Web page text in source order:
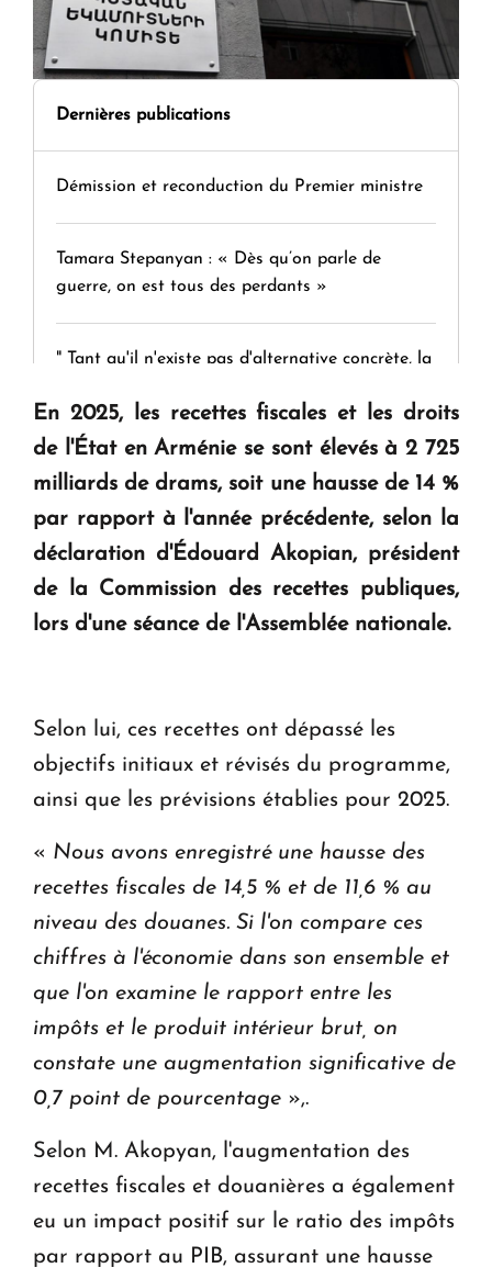
Dernières publications
Démission et reconduction du Premier ministre
Tamara Stepanyan : « Dès qu’on parle de
guerre, on est tous des perdants »
" Tant qu'il n'existe pas d'alternative concrète, la
KASA : 30 ans d'audace, de résilience et d'avenir
en Arménie
Le premier hôtel Hyatt Regency d'Arménie
ouvrira ses portes à Dilijan
En 2025, les recettes fiscales et les droits
de l'État en Arménie se sont élevés à 2 725
milliards de drams, soit une hausse de 14 %
par rapport à l'année précédente, selon la
déclaration d'Édouard Akopian, président
de la Commission des recettes publiques,
lors d'une séance de l'Assemblée nationale.
Selon lui, ces recettes ont dépassé les
objectifs initiaux et révisés du programme,
ainsi que les prévisions établies pour 2025.
« Nous avons enregistré une hausse des
recettes fiscales de 14,5 % et de 11,6 % au
niveau des douanes. Si l'on compare ces
chiffres à l'économie dans son ensemble et
que l'on examine le rapport entre les
impôts et le produit intérieur brut, on
constate une augmentation significative de
0,7 point de pourcentage »,.
Selon M. Akopyan, l'augmentation des
recettes fiscales et douanières a également
eu un impact positif sur le ratio des impôts
par rapport au PIB, assurant une hausse